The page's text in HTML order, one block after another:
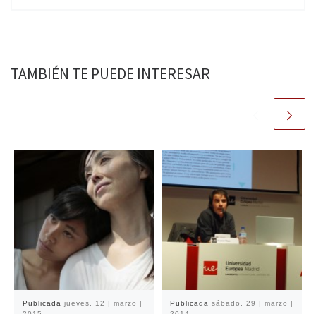
TAMBIÉN TE PUEDE INTERESAR
Publicada jueves, 12 | marzo |
Publicada sábado, 29 | marzo |